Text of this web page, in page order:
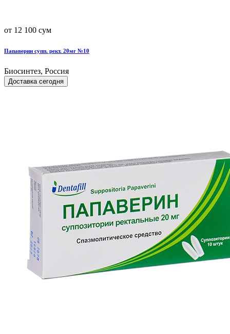
от 12 100 сум
Папаверин супп. рект. 20мг №10
Биосинтез, Россия
Доставка сегодня